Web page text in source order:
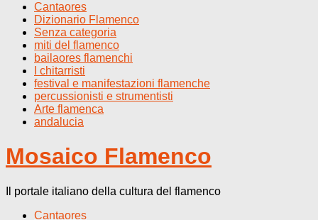
Cantaores
Dizionario Flamenco
Senza categoria
miti del flamenco
bailaores flamenchi
I chitarristi
festival e manifestazioni flamenche
percussionisti e strumentisti
Arte flamenca
andalucia
Mosaico Flamenco
Il portale italiano della cultura del flamenco
Cantaores